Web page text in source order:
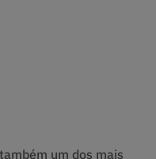
um dos mais